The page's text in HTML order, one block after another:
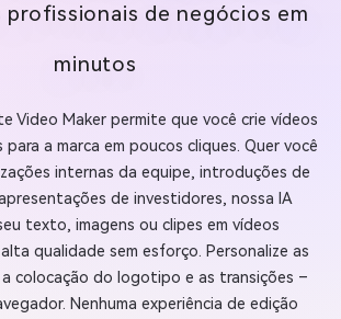
profissionais de negócios em
minutos
Video Maker permite que você crie vídeos
a marca em poucos cliques. Quer você
internas da equipe, introduções de
de investidores, nossa IA
texto, imagens ou clipes em vídeos
qualidade sem esforço. Personalize as
a colocação do logotipo e as transições –
Nenhuma experiência de edição